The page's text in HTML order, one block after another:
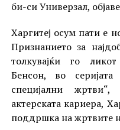
би-си Универзал,
Харгитеј осум пати е
Признанието за
толкувајќи го
Бенсон, во
специјални
актерската кариера,
поддршка на жртвите